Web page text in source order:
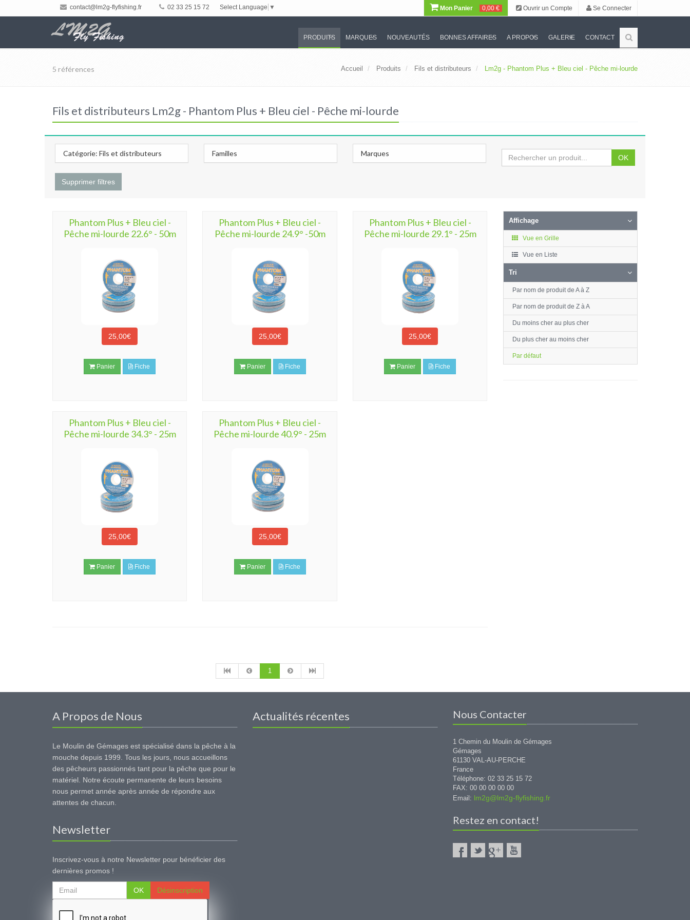
contact@lm2g-flyfishing.fr 02 33 25 15 72 Select Language ▼ Mon Panier 0,00 € Ouvrir un Compte Se Connecter
PRODUITS MARQUES NOUVEAUTÉS BONNES AFFAIRES A PROPOS GALERIE CONTACT
5 références Accueil Produits Fils et distributeurs Lm2g - Phantom Plus + Bleu ciel - Pêche mi-lourde
Fils et distributeurs Lm2g - Phantom Plus + Bleu ciel - Pêche mi-lourde
Catégorie: Fils et distributeurs Familles Marques
Supprimer filtres
OK
Phantom Plus + Bleu ciel -
Pêche mi-lourde 22.6° - 50m
25,00€
Panier Fiche
Phantom Plus + Bleu ciel -
Pêche mi-lourde 24.9° -50m
25,00€
Panier Fiche
Phantom Plus + Bleu ciel -
Pêche mi-lourde 29.1° - 25m
25,00€
Panier Fiche
Phantom Plus + Bleu ciel -
Pêche mi-lourde 34.3° - 25m
25,00€
Panier Fiche
Phantom Plus + Bleu ciel -
Pêche mi-lourde 40.9° - 25m
25,00€
Panier Fiche
1
Affichage
Vue en Grille
Vue en Liste
Tri
Par nom de produit de A à Z
Par nom de produit de Z à A
Du moins cher au plus cher
Du plus cher au moins cher
Par défaut
A Propos de Nous
Le Moulin de Gémages est spécialisé dans la pêche à la
mouche depuis 1999. Tous les jours, nous accueillons
des pêcheurs passionnés tant pour la pêche que pour le
matériel. Notre écoute permanente de leurs besoins
nous permet année après année de répondre aux
attentes de chacun.
Newsletter
Inscrivez-vous à notre Newsletter pour bénéficier des
dernières promos !
OK Désinscription
Actualités récentes Nous Contacter
1 Chemin du Moulin de Gémages
Gémages
61130 VAL-AU-PERCHE
France
Téléphone: 02 33 25 15 72
FAX: 00 00 00 00 00
Email: lm2g@lm2g-flyfishing.fr
Restez en contact!